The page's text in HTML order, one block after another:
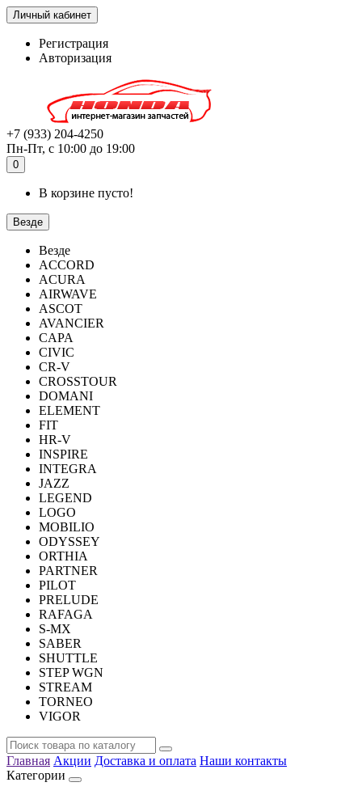
Личный кабинет
Регистрация
Авторизация
+7 (933) 204-4250
Пн-Пт, с 10:00 до 19:00
0
В корзине пусто!
Везде
Везде
ACCORD
ACURA
AIRWAVE
ASCOT
AVANCIER
CAPA
CIVIC
CR-V
CROSSTOUR
DOMANI
ELEMENT
FIT
HR-V
INSPIRE
INTEGRA
JAZZ
LEGEND
LOGO
MOBILIO
ODYSSEY
ORTHIA
PARTNER
PILOT
PRELUDE
RAFAGA
S-MX
SABER
SHUTTLE
STEP WGN
STREAM
TORNEO
VIGOR
Главная Акции Доставка и оплата Наши контакты
Категории